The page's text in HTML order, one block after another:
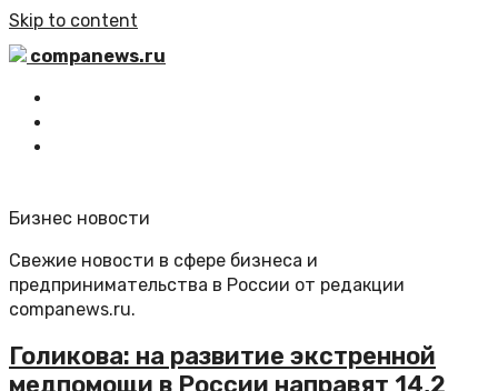
Skip to content
companews.ru
Бизнес новости
Свежие новости в сфере бизнеса и
предпринимательства в России от редакции
companews.ru.
Голикова: на развитие экстренной